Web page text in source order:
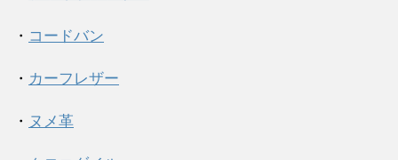
・ コードバン
・ カーフレザー
・ ヌメ革